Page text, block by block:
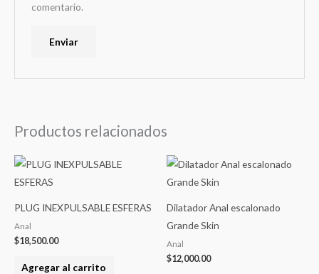
comentario.
Productos relacionados
PLUG INEXPULSABLE ESFERAS
Anal
$18,500.00
Agregar al carrito
Dilatador Anal escalonado
Grande Skin
Anal
$12,000.00